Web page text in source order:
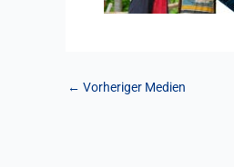
← Vorheriger Medien